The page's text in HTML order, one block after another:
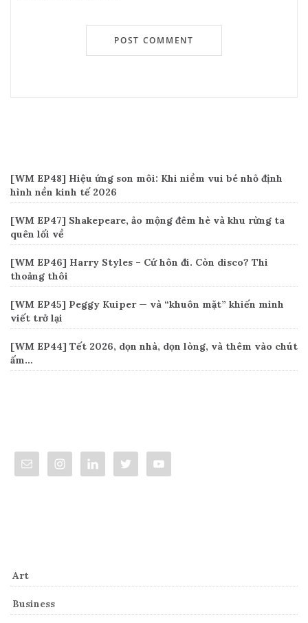
[WM EP48] Hiệu ứng son môi: Khi niềm vui bé nhỏ định
hình nền kinh tế 2026
[WM EP47] Shakepeare, ảo mộng đêm hè và khu rừng ta
quên lối về
[WM EP46] Harry Styles – Cứ hôn đi. Còn disco? Thi
thoảng thôi
[WM EP45] Peggy Kuiper — và “khuôn mặt” khiến mình
viết trở lại
[WM EP44] Tết 2026, dọn nhà, dọn lòng, và thêm vào chút
ấm…
Art
Business